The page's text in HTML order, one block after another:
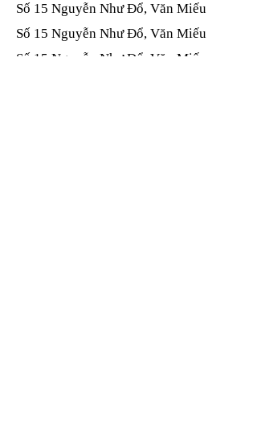
Số 15 Nguyễn Như Đổ, Văn Miếu​​​​
Số 15 Nguyễn Như Đổ, Văn Miếu​​​​
Số 15 Nguyễn Như Đổ, Văn Miếu​​​​